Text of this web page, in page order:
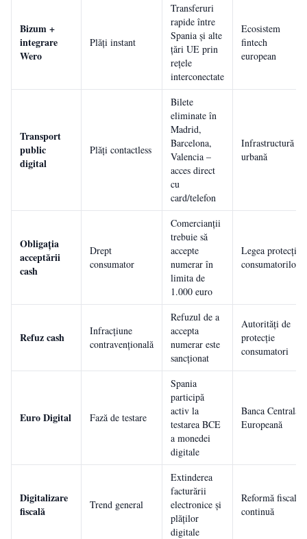
Bizum +
integrare
Wero
Plăți instant
Transferuri
rapide între
Spania și alte
țări UE prin
rețele
interconectate
Ecosistem
fintech
european
Transport
public
digital
Plăți contactless
Bilete
eliminate în
Madrid,
Barcelona,
Valencia –
acces direct
cu
card/telefon
Infrastructură
urbană
Obligația
acceptării
cash
Drept
consumator
Comercianții
trebuie să
accepte
numerar în
limita de
1.000 euro
Legea protecției
consumatorilor
Refuz cash
Infracțiune
contravențională
Refuzul de a
accepta
numerar este
sancționat
Autorități de
protecție
consumatori
Euro Digital Fază de testare
Spania
participă
activ la
testarea BCE
a monedei
digitale
Banca Centrală
Europeană
Digitalizare
fiscală
Trend general
Extinderea
facturării
electronice și
plăților
digitale
Reformă fiscală
continuă